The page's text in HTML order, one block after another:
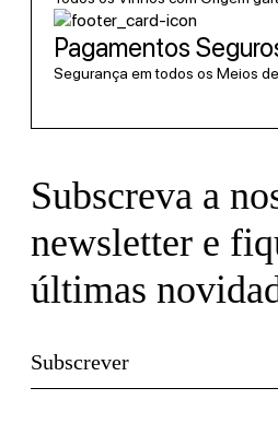
Pagamentos
Segurança em todos os Meios
Subscreva a
newsletter e
últimas
Subscrever